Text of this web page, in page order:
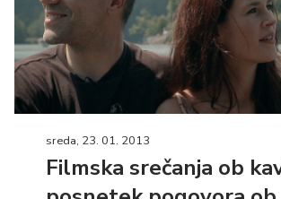
sreda, 23. 01. 2013
Filmska srečanja ob